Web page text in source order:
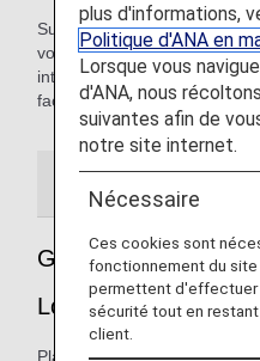
Sur cette page, vous
vous avez besoin pour vous
international de Los Angeles
facilement.
Guide de l'aéroport
Los Angeles
Plans des terminaux
plus d'informations,
Politique d'ANA en
Lorsque vous
d'ANA, nous
suivantes afin de
notre site internet.
Nécessaire
Ces cookies sont
fonctionnement du
permettent d'effectuer
sécurité tout en
client.